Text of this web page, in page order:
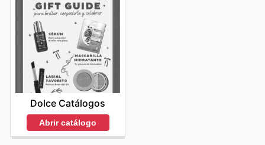
Dolce Catálogos
Abrir catálogo